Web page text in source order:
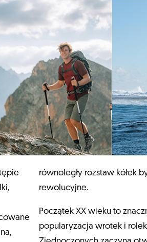
rewolucyjne.
Początek XX wieku to
popularyzacja wrotek i